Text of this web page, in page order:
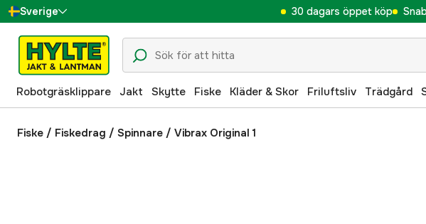
Sverige
Danmark
Suomi
Norge
Deutschland
30 dagars öppet köp
Robotgräsklippare Jakt Skytte Fiske Kläder & Skor Friluftsliv Trädgård
Fiske / Fiskedrag / Spinnare / Vibrax Original 1